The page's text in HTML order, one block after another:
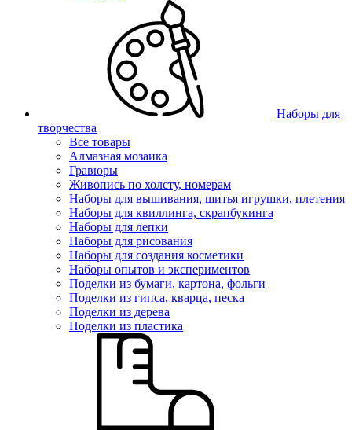
Наборы для
творчества
Все товары
Алмазная мозаика
Гравюры
Живопись по холсту, номерам
Наборы для вышивания, шитья игрушки, плетения
Наборы для квиллинга, скрапбукинга
Наборы для лепки
Наборы для рисования
Наборы для создания косметики
Наборы опытов и экспериментов
Поделки из бумаги, картона, фольги
Поделки из гипса, кварца, песка
Поделки из дерева
Поделки из пластика